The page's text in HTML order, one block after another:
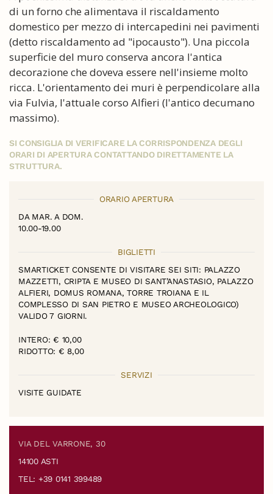
di un forno che alimentava il riscaldamento
domestico per mezzo di intercapedini nei pavimenti
(detto riscaldamento ad "ipocausto"). Una piccola
superficie del muro conserva ancora l'antica
decorazione che doveva essere nell'insieme molto
ricca. L'orientamento dei muri è perpendicolare alla
via Fulvia, l'attuale corso Alfieri (l'antico decumano
massimo).
SI CONSIGLIA DI VERIFICARE LA CORRISPONDENZA DEGLI
ORARI DI APERTURA CONTATTANDO DIRETTAMENTE LA
STRUTTURA.
ORARIO APERTURA
DA MAR. A DOM.
10.00-19.00
BIGLIETTI
SMARTICKET CONSENTE DI VISITARE SEI SITI: PALAZZO
MAZZETTI, CRIPTA E MUSEO DI SANT’ANASTASIO, PALAZZO
ALFIERI, DOMUS ROMANA, TORRE TROIANA E IL
COMPLESSO DI SAN PIETRO E MUSEO ARCHEOLOGICO)
VALIDO 7 GIORNI.
INTERO: € 10,00
RIDOTTO: € 8,00
SERVIZI
VISITE GUIDATE
VIA DEL VARRONE, 30
14100 ASTI
TEL: +39 0141 399489